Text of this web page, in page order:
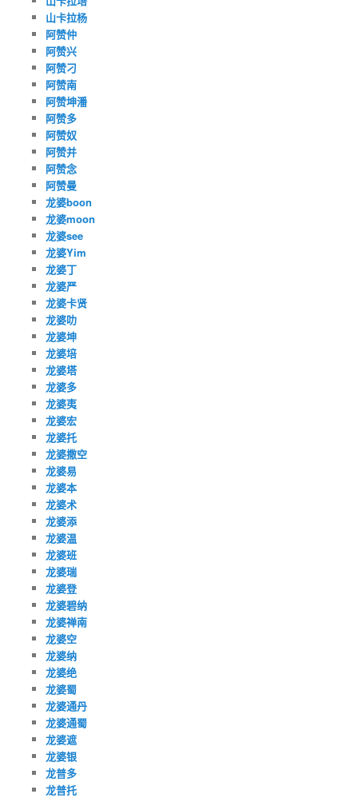
山卡拉杨
阿赞仲
阿赞兴
阿赞刁
阿赞南
阿赞坤潘
阿赞多
阿赞奴
阿赞并
阿赞念
阿赞曼
龙婆boon
龙婆moon
龙婆see
龙婆Yim
龙婆丁
龙婆严
龙婆卡贤
龙婆叻
龙婆坤
龙婆培
龙婆塔
龙婆多
龙婆夷
龙婆宏
龙婆托
龙婆撒空
龙婆易
龙婆本
龙婆术
龙婆添
龙婆温
龙婆班
龙婆瑞
龙婆登
龙婆碧纳
龙婆禅南
龙婆空
龙婆纳
龙婆绝
龙婆蜀
龙婆通丹
龙婆通蜀
龙婆遮
龙婆银
龙普多
龙普托